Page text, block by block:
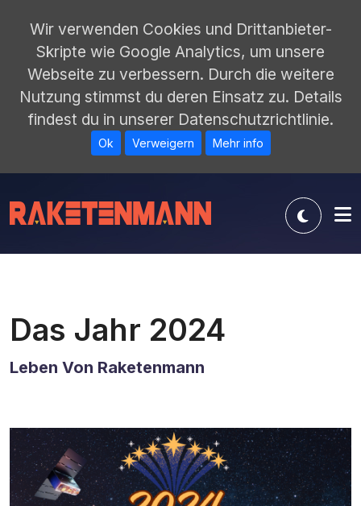
Wir verwenden Cookies und Drittanbieter-
Skripte wie Google Analytics, um unsere
Webseite zu verbessern. Durch die weitere
Nutzung stimmst du deren Einsatz zu. Details
findest du in unserer Datenschutzrichtlinie.
Ok Verweigern Mehr info
Das Jahr 2024
Leben Von Raketenmann